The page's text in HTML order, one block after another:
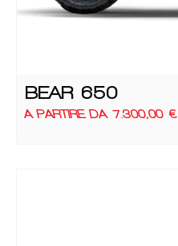
BEAR 650
A PARTIRE DA7.300,00€